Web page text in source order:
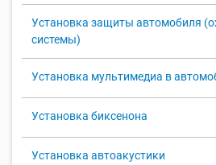
Установка защиты автомобиля
системы)
Установка мультимедиа в
Установка биксенона
Установка автоакустики